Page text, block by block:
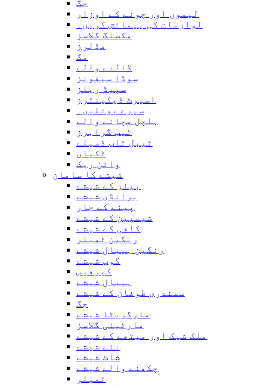
جگ
لیموں اور چونے کے اوزار
لوازمات کی پیمائش کریں۔
مکسنگ گلاسز
مڈلرز
مگ
ڈالنے والے
سوڈا سیفونز
سپیڈ ریلز
اسپرٹ ڈیکینٹرز
سپرے بوتلیں۔
ہلچل مچانے والے
ٹیب گرابرز
ٹیبل ٹاپ ڈسپلے
ٹکیاں
وائن ریک
شیشے کا سامان
بیئر کے شیشے
برانڈی شیشے
پینے کے جار
شیمپین کے شیشے
کافی کے شیشے
رنگین ٹمبلر
رنگین ہیبال شیشے
کوپ شیشے
کیرفیس
ہیبال شیشے
سمندری طوفان کے شیشے
جگ
مارگریٹا شیشے
مارٹینی گلاسز
ملک شیک اور میٹھے کے شیشے
نئے شیشے
شاٹ شیشے
چکھنے والے شیشے
ٹمبلر